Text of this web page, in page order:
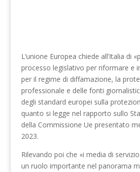
L’unione Europea chiede all’Italia di
processo legislativo per riformare e
per il regime di diffamazione, la
professionale e delle fonti
degli standard europei sulla
quanto si legge nel rapporto sullo
della Commissione Ue presentato
2023.
Rilevando poi che «i media di
un ruolo importante nel panorama